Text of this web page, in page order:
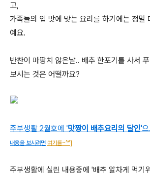
고,
가족들의 입 맛에 맞는 요리를 하기에는 정말
예요.
반찬이 마땅치 않은날.. 배추 한포기를 사서
보시는 것은 어떨까요?
주부생활 2월호에 '맛짱이 배추요리의 달인'
내용을 보시려면 여기를~^^]
주부생활에 실린 내용중에 '배추 알차게 먹기